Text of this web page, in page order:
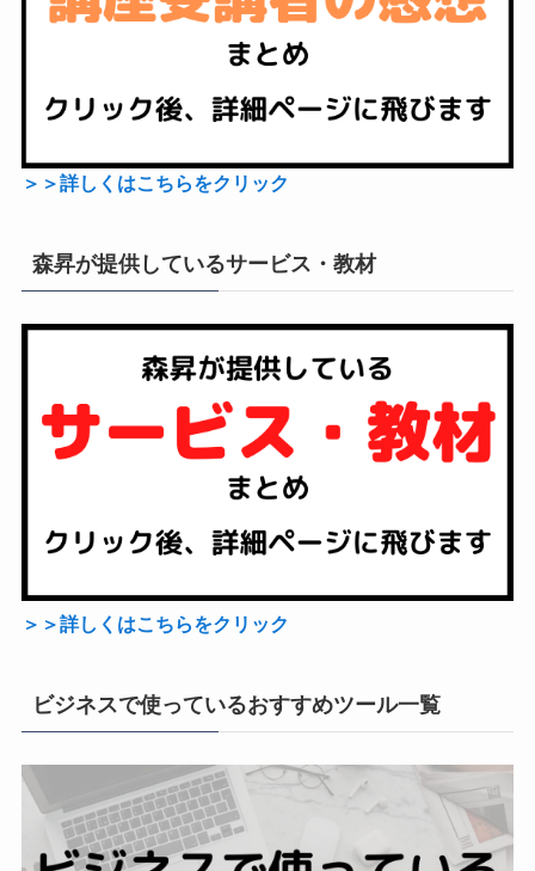
＞＞詳しくはこちらをクリック
森昇が提供しているサービス・教材
＞＞詳しくはこちらをクリック
ビジネスで使っているおすすめツール一覧